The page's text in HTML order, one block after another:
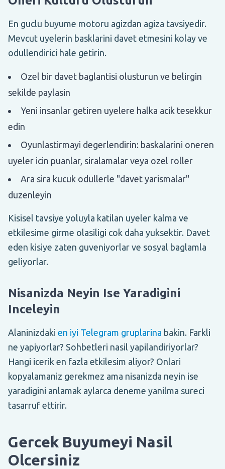
En guclu buyume motoru agizdan agiza tavsiyedir.
Mevcut uyelerin basklarini davet etmesini kolay ve
odullendirici hale getirin.
Ozel bir davet baglantisi olusturun ve belirgin
sekilde paylasin
Yeni insanlar getiren uyelere halka acik tesekkur
edin
Oyunlastirmayi degerlendirin: baskalarini oneren
uyeler icin puanlar, siralamalar veya ozel roller
Ara sira kucuk odullerle "davet yarismalar"
duzenleyin
Kisisel tavsiye yoluyla katilan uyeler kalma ve
etkilesime girme olasiligi cok daha yuksektir. Davet
eden kisiye zaten guveniyorlar ve sosyal baglamla
geliyorlar.
Nisanizda Neyin Ise Yaradigini
Inceleyin
Alaninizdaki en iyi Telegram gruplarina bakin. Farkli
ne yapiyorlar? Sohbetleri nasil yapilandiriyorlar?
Hangi icerik en fazla etkilesim aliyor? Onlari
kopyalamaniz gerekmez ama nisanizda neyin ise
yaradigini anlamak aylarca deneme yanilma sureci
tasarruf ettirir.
Gercek Buyumeyi Nasil
Olcersiniz